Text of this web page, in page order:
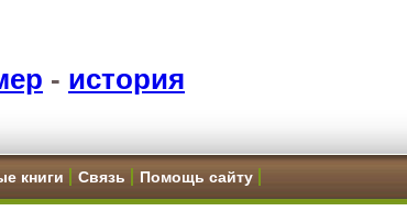
- история
книги Связь Помощь сайту